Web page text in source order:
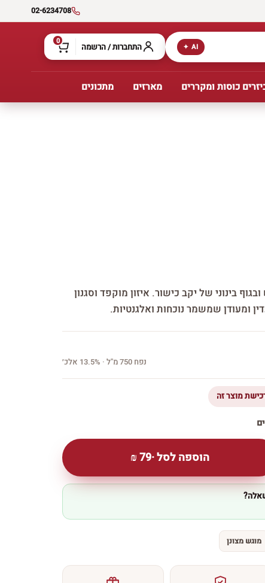
02-6234708
AI ✦ התחברות / הרשמה 0
כוסות ומקררים מארזים מתכונים
בינוני של יקב כישור. איזון מוקפד וסגנון
ומעודן שמשמר נוכחות ואלגנטיות.
נפח 750 מ''ל · 13.5% אלכ׳
הוספה לסל ·79
₪
מוגש מצונן